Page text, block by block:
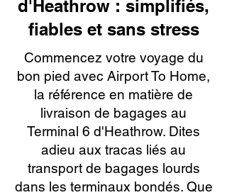
d'Heathrow : simplifiés,
fiables et sans stress
Commencez votre voyage du
bon pied avec Airport To Home,
la référence en matière de
livraison de bagages au
Terminal 6 d'Heathrow. Dites
adieu aux tracas liés au
transport de bagages lourds
dans les terminaux bondés. Que